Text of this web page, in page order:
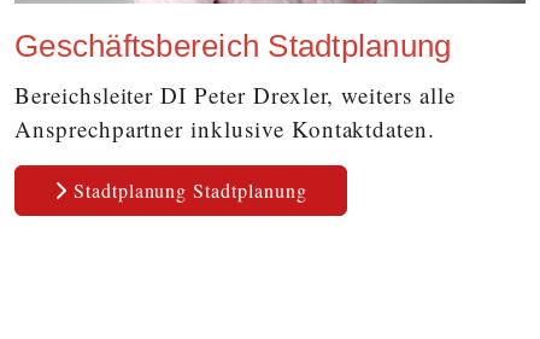
Geschäftsbereich Stadtplanung
Bereichsleiter DI Peter Drexler, weiters alle
Ansprechpartner inklusive Kontaktdaten.
Stadtplanung Stadtplanung